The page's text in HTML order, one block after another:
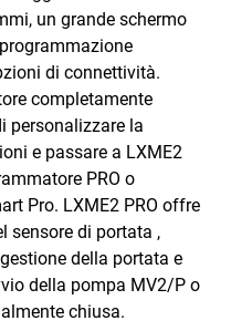
un grande schermo
di connettività.
completamente
personalizzare la
e passare a LXME2
PRO o
Pro. LXME2 PRO offre
sensore di portata ,
della portata e
della pompa MV2/P o
chiusa.